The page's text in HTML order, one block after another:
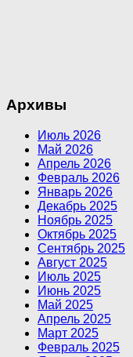
Архивы
Июль 2026
Май 2026
Апрель 2026
Февраль 2026
Январь 2026
Декабрь 2025
Ноябрь 2025
Октябрь 2025
Сентябрь 2025
Август 2025
Июль 2025
Июнь 2025
Май 2025
Апрель 2025
Март 2025
Февраль 2025